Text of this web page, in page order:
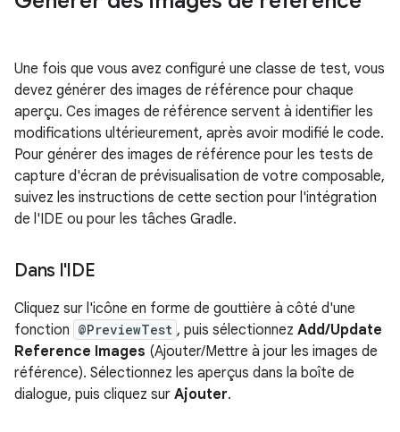
Une fois que vous avez configuré une classe de test, vous
devez générer des images de référence pour chaque
aperçu. Ces images de référence servent à identifier les
modifications ultérieurement, après avoir modifié le code.
Pour générer des images de référence pour les tests de
capture d'écran de prévisualisation de votre composable,
suivez les instructions de cette section pour l'intégration
de l'IDE ou pour les tâches Gradle.
Dans l'IDE
Cliquez sur l'icône en forme de gouttière à côté d'une
fonction @PreviewTest , puis sélectionnez Add/Update
Reference Images (Ajouter/Mettre à jour les images de
référence). Sélectionnez les aperçus dans la boîte de
dialogue, puis cliquez sur Ajouter.